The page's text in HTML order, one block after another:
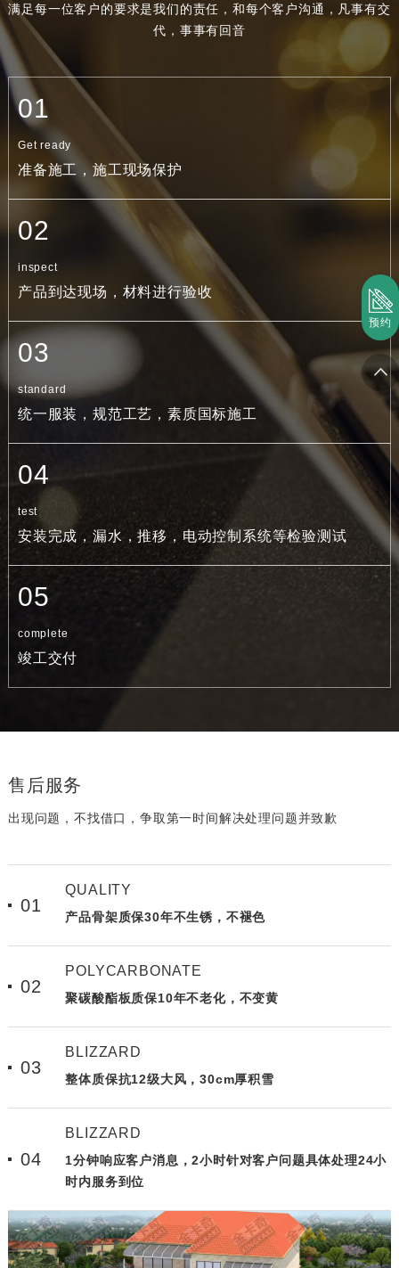
满足每一位客户的要求是我们的责任，和每个客户沟通，凡事有交
代，事事有回音
01
Get ready
准备施工，施工现场保护
02
inspect
产品到达现场，材料进行验收
03
standard
统一服装，规范工艺，素质国标施工
04
test
安装完成，漏水，推移，电动控制系统等检验测试
05
complete
竣工交付
售后服务
出现问题，不找借口，争取第一时间解决处理问题并致歉
01
QUALITY
产品骨架质保30年不生锈，不褪色
02
POLYCARBONATE
聚碳酸酯板质保10年不老化，不变黄
03
BLIZZARD
整体质保抗12级大风，30cm厚积雪
04
BLIZZARD
1分钟响应客户消息，2小时针对客户问题具体处理24小
时内服务到位
预约